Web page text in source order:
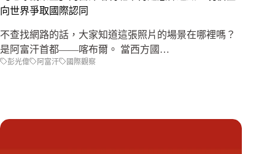
向世界爭取國際認同
不查找網路的話，大家知道這張照片的場景在哪裡嗎？
是阿富汗首都——喀布爾。 當西方國…
彭光偉 阿富汗 國際觀察